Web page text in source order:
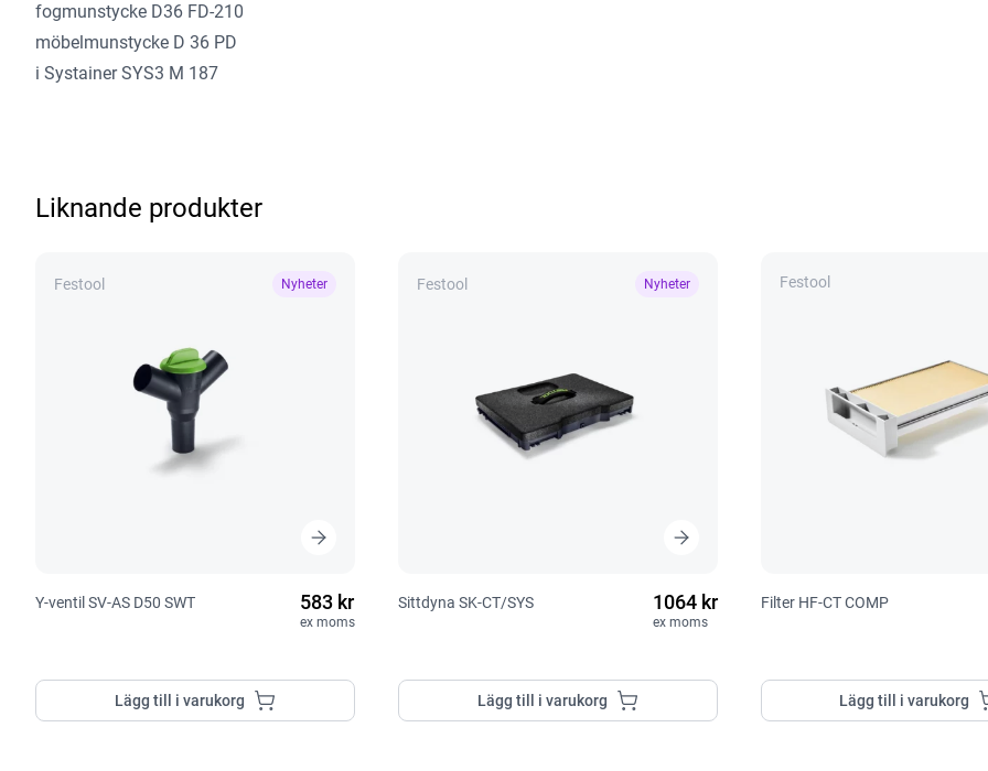
fogmunstycke D36 FD-210
möbelmunstycke D 36 PD
i Systainer SYS3 M 187
Liknande produkter
Festool Nyheter
Y-ventil SV-AS D50 SWT 583 kr
ex moms
Lägg till i varukorg
Festool Nyheter
Sittdyna SK-CT/SYS 1064 kr
ex moms
Lägg till i varukorg
Festool
Filter HF-CT COMP
Lägg till i varukorg